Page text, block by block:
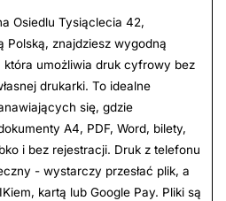
Osiedlu Tysiąclecia 42,
Polską, znajdziesz wygodną
która umożliwia druk cyfrowy bez
drukarki. To idealne
się, gdzie
A4, PDF, Word, bilety,
i bez rejestracji. Druk z telefonu
- wystarczy przesłać plik, a
kartą lub Google Pay. Pliki są